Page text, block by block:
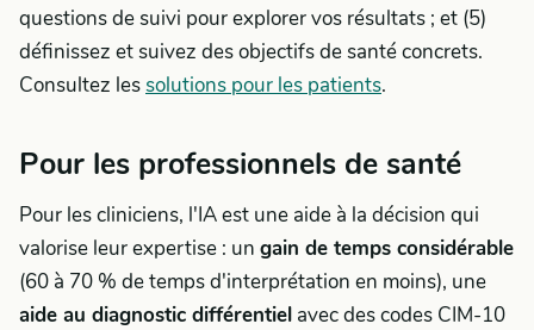
questions de suivi pour explorer vos résultats ; et (5)
définissez et suivez des objectifs de santé concrets.
Consultez lessolutions pour les patients.
Pour les professionnels de santé
Pour les cliniciens, l'IA est une aide à la décision qui
valorise leur expertise : un gain de temps considérable
(60 à 70 % de temps d'interprétation en moins), une
aide au diagnostic différentiel avec des codes CIM-10